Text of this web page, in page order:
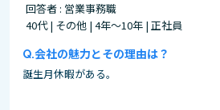
回答者 : 営業事務職
40代 | その他 | 4年～10年 | 正社員
会社の魅力とその理由は？
誕生月休暇がある。